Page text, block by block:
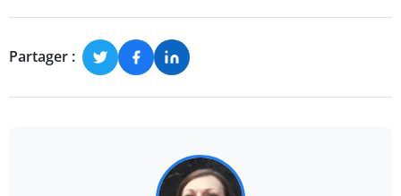
Partager :